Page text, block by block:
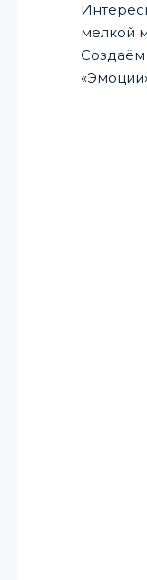
мелкой
Создаём